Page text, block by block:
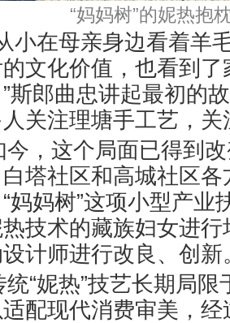
“妈妈树”的妮热抱
小在母亲身边看着羊
文化价值，也看到
斯郎曲忠讲起最初的
关注理塘手工艺，
今，这个局面已得到
塔社区和高城社区
妈妈树”这项小型产
技术的藏族妇女进
计师进行改良、创新
统“妮热”技艺长期局
配现代消费审美，